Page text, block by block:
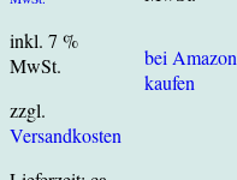
inkl. 7 %
MwSt.
zzgl.
Versandkosten
bei Amazon
kaufen